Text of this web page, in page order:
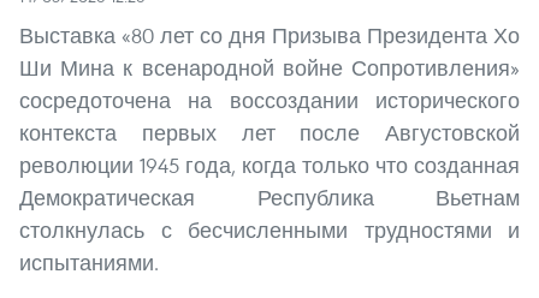
Выставка «80 лет со дня Призыва Президента Хо
Ши Мина к всенародной войне Сопротивления»
сосредоточена на воссоздании исторического
контекста первых лет после Августовской
революции 1945 года, когда только что созданная
Демократическая Республика Вьетнам
столкнулась с бесчисленными трудностями и
испытаниями.